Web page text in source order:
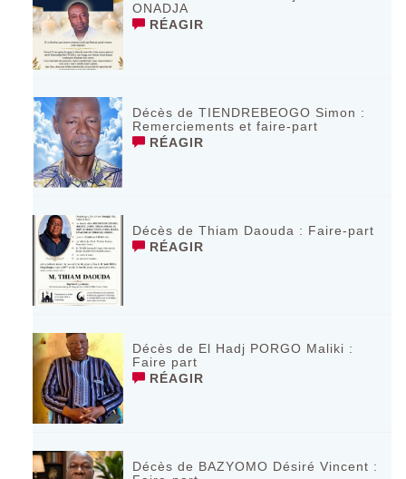
ONADJA
RÉAGIR
Décès de TIENDREBEOGO Simon :
Remerciements et faire-part
RÉAGIR
Décès de Thiam Daouda : Faire-part
RÉAGIR
Décès de El Hadj PORGO Maliki :
Faire part
RÉAGIR
Décès de BAZYOMO Désiré Vincent :